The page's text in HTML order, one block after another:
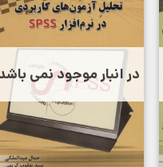
در انبار موجود نمی